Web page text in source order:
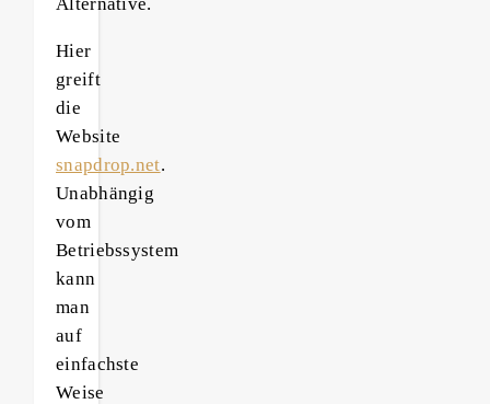
Hier
greift
die
Website
snapdrop.net.
Unabhängig
vom
Betriebssystem
kann
man
auf
einfachste
Weise